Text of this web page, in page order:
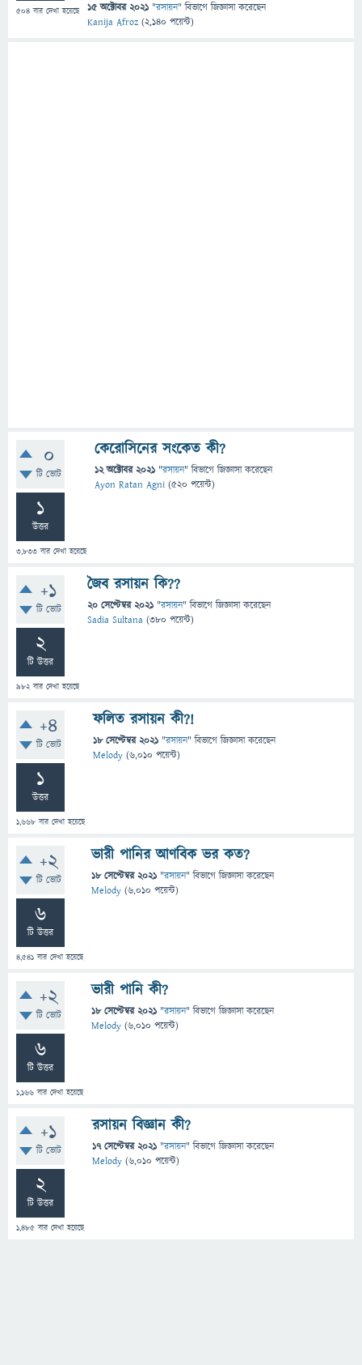
504 বার দেখা হয়েছে 15 অক্টোবর 2021 "রসায়ন" বিভাগে জিজ্ঞাসাকরেছেন
Kanija Afroz (2,140 পয়েন্ট)
0
টি ভোট
1
উত্তর
3,833 বার দেখা হয়েছে
কেরোসিনের সংকেত কী?
12 অক্টোবর 2021 "রসায়ন" বিভাগে জিজ্ঞাসাকরেছেন
Ayon Ratan Agni (520 পয়েন্ট)
+1
টি ভোট
2
টি উত্তর
982বার দেখা হয়েছে
জৈব রসায়ন কি??
20 সেপ্টেম্বর 2021 "রসায়ন" বিভাগে জিজ্ঞাসাকরেছেন
Sadia Sultana (380 পয়েন্ট)
+4
টি ভোট
1
উত্তর
1,668 বার দেখা হয়েছে
ফলিত রসায়ন কী?!
18 সেপ্টেম্বর 2021 "রসায়ন" বিভাগে জিজ্ঞাসাকরেছেন
Melody (6,010 পয়েন্ট)
+2
টি ভোট
6
টি উত্তর
4,541 বার দেখা হয়েছে
ভারী পানির আণবিক ভর কত?
18 সেপ্টেম্বর 2021 "রসায়ন" বিভাগে জিজ্ঞাসাকরেছেন
Melody (6,010 পয়েন্ট)
+2
টি ভোট
6
টি উত্তর
1,166 বার দেখা হয়েছে
ভারী পানি কী?
18 সেপ্টেম্বর 2021 "রসায়ন" বিভাগে জিজ্ঞাসাকরেছেন
Melody (6,010 পয়েন্ট)
+1
টি ভোট
2
টি উত্তর
1,485 বার দেখা হয়েছে
রসায়ন বিজ্ঞান কী?
17 সেপ্টেম্বর 2021 "রসায়ন" বিভাগে জিজ্ঞাসাকরেছেন
Melody (6,010 পয়েন্ট)